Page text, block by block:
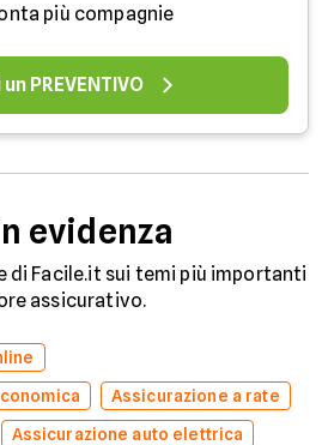
più compagnie
un PREVENTIVO
evidenza
di Facile.it sui temi più importanti
assicurativo.
Assicurazione a rate
Assicurazione auto elettrica